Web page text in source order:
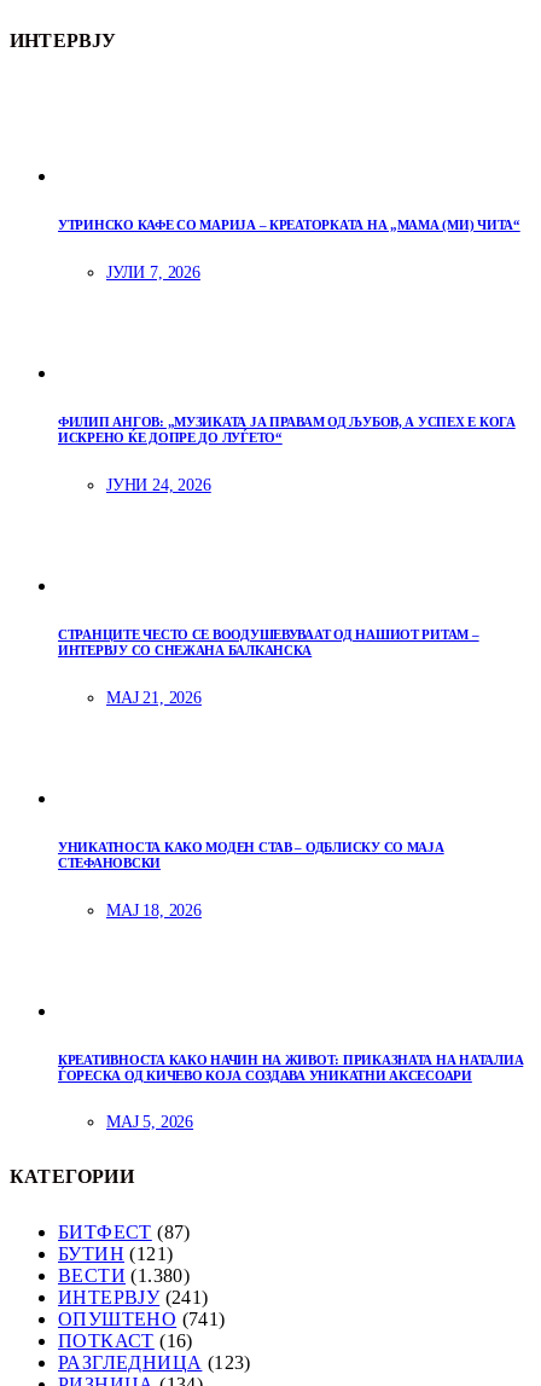
ИНТЕРВЈУ
УТРИНСКО КАФЕ СО МАРИЈА – КРЕАТОРКАТА НА „МАМА (МИ) ЧИТА“
ЈУЛИ 7, 2026
ФИЛИП АНГОВ: „МУЗИКАТА ЈА ПРАВАМ ОД ЉУБОВ, А УСПЕХ Е КОГА
ИСКРЕНО ЌЕ ДОПРЕ ДО ЛУЃЕТО“
ЈУНИ 24, 2026
СТРАНЦИТЕ ЧЕСТО СЕ ВООДУШЕВУВААТ ОД НАШИОТ РИТАМ –
ИНТЕРВЈУ СО СНЕЖАНА БАЛКАНСКА
МАЈ 21, 2026
УНИКАТНОСТА КАКО МОДЕН СТАВ – ОДБЛИСКУ СО МАЈА
СТЕФАНОВСКИ
МАЈ 18, 2026
КРЕАТИВНОСТА КАКО НАЧИН НА ЖИВОТ: ПРИКАЗНАТА НА НАТАЛИА
ЃОРЕСКА ОД КИЧЕВО КОЈА СОЗДАВА УНИКАТНИ АКСЕСОАРИ
МАЈ 5, 2026
КАТЕГОРИИ
БИТФЕСТ (87)
БУТИН (121)
ВЕСТИ (1.380)
ИНТЕРВЈУ(241)
ОПУШТЕНО (741)
ПОТКАСТ (16)
РАЗГЛЕДНИЦА (123)